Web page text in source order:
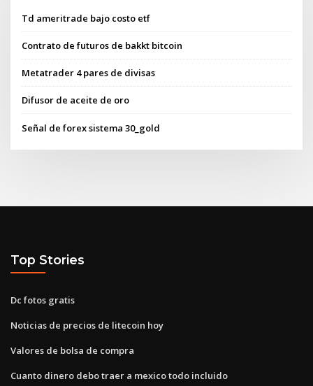
Td ameritrade bajo costo etf
Contrato de futuros de bakkt bitcoin
Metatrader 4 pares de divisas
Difusor de aceite de oro
Señal de forex sistema 30_gold
Top Stories
Dc fotos gratis
Noticias de precios de litecoin hoy
Valores de bolsa de compra
Cuanto dinero debo traer a mexico todo incluido